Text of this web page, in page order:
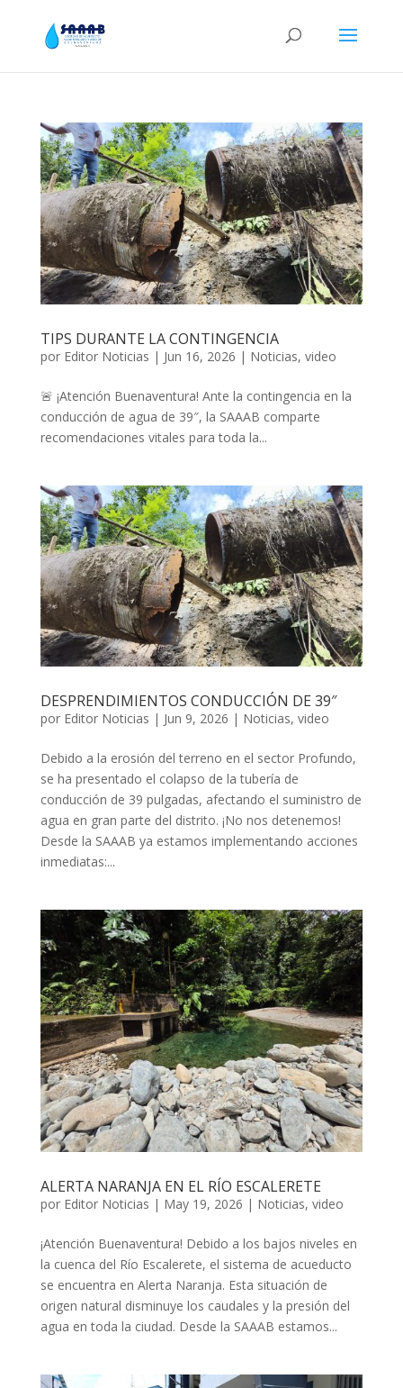
TIPS DURANTE LA CONTINGENCIA
por Editor Noticias | Jun 16, 2026 | Noticias, video
🚨 ¡Atención Buenaventura! Ante la contingencia en la
conducción de agua de 39″, la SAAAB comparte
recomendaciones vitales para toda la...
DESPRENDIMIENTOS CONDUCCIÓN DE 39″
por Editor Noticias | Jun 9, 2026 | Noticias, video
Debido a la erosión del terreno en el sector Profundo,
se ha presentado el colapso de la tubería de
conducción de 39 pulgadas, afectando el suministro de
agua en gran parte del distrito. ¡No nos detenemos!
Desde la SAAAB ya estamos implementando acciones
inmediatas:...
ALERTA NARANJA EN EL RÍO ESCALERETE
por Editor Noticias | May 19, 2026 | Noticias, video
¡Atención Buenaventura! Debido a los bajos niveles en
la cuenca del Río Escalerete, el sistema de acueducto
se encuentra en Alerta Naranja. Esta situación de
origen natural disminuye los caudales y la presión del
agua en toda la ciudad. Desde la SAAAB estamos...